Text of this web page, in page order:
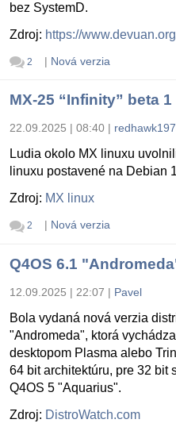
bez SystemD.
Zdroj: https://
2 | Nová verzia
MX-25 “Infinity” beta 1
22.09.2025 | 08:40 |
Ludia okolo MX linuxu
linuxu postavené na Debian
Zdroj: MX linux
2 | Nová verzia
Q4OS 6.1
12.09.2025 | 22:07 | Pavel
Bola vydaná nová verzia
"Andromeda", ktorá
desktopom Plasma alebo
64 bit architektúru, pre 32 bit
Q4OS 5 "Aquarius".
Zdroj: DistroWatch.com